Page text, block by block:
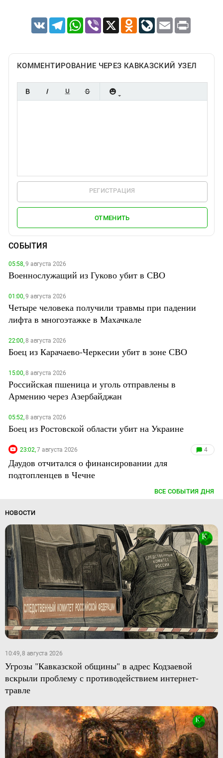
VK TelegramWhatsApp
Viber X Odnoklassniki
LiveJournal
Email Print
КОММЕНТИРОВАНИЕ ЧЕРЕЗ КАВКАЗСКИЙ УЗЕЛ
РЕГИСТРАЦИЯ
ОТМЕНИТЬ
СОБЫТИЯ
05:58,9 августа 2026
Военнослужащий из Гуково убит в СВО
01:00,9 августа 2026
Четыре человека получили травмы при падении
лифта в многоэтажке в Махачкале
22:00,8 августа 2026
Боец из Карачаево-Черкесии убит в зоне СВО
15:00,8 августа 2026
Российская пшеница и уголь отправлены в
Армению через Азербайджан
05:52,8 августа 2026
Боец из Ростовской области убит на Украине
23:02,7 августа 2026 4
Даудов отчитался о финансировании для
подтопленцев в Чечне
ВСЕ СОБЫТИЯ ДНЯ
НОВОСТИ
10:49, 8 августа 2026
Угрозы "Кавказской общины" в адрес Кодзаевой
вскрыли проблему с противодействием интернет-
травле